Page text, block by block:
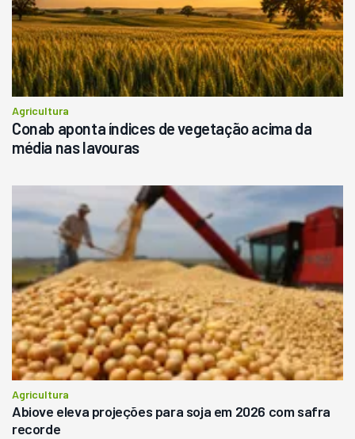
Agricultura
Conab aponta índices de vegetação acima da
média nas lavouras
Agricultura
Abiove eleva projeções para soja em 2026 com safra
recorde